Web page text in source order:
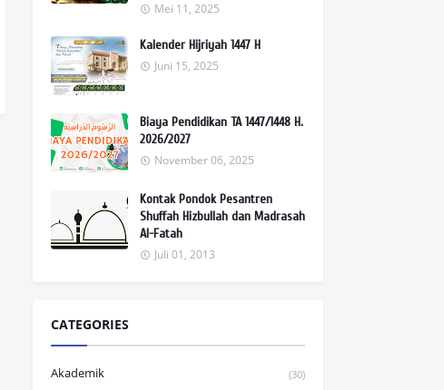
Mei 11, 2025
Kalender Hijriyah 1447 H
Juni 15, 2025
Biaya Pendidikan TA 1447/1448 H.
2026/2027
November 06, 2025
Kontak Pondok Pesantren
Shuffah Hizbullah dan Madrasah
Al-Fatah
Juli 01, 2013
CATEGORIES
Akademik (30)